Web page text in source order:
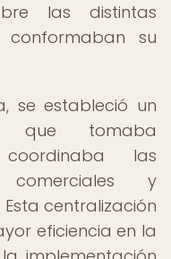
las distintas
su
se estableció un
que tomaba
las
comerciales y
centralización
eficiencia en la